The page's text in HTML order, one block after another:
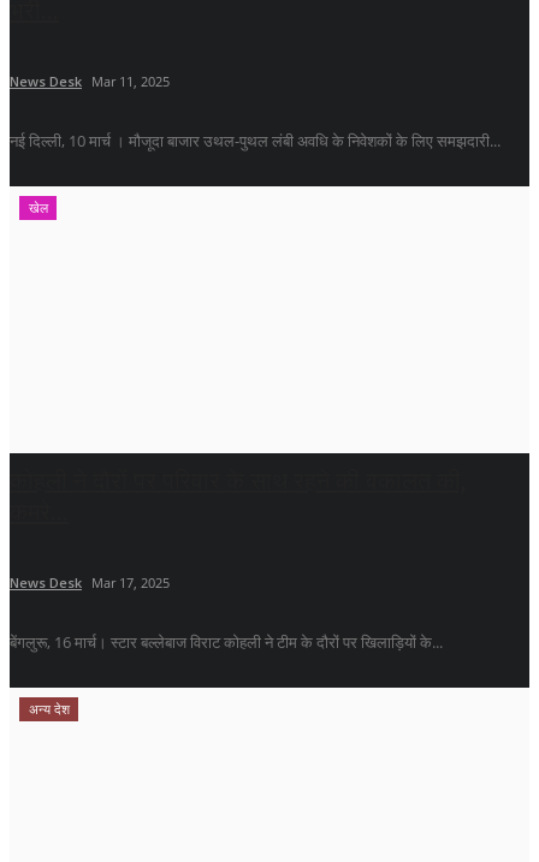
News Desk Mar 11, 2025
नई दिल्ली, 10 मार्च । मौजूदा बाजार उथल-पुथल लंबी अवधि के निवेशकों के लिए समझदारी...
खेल
News Desk Mar 17, 2025
बेंगलुरू, 16 मार्च। स्टार बल्लेबाज विराट कोहली ने टीम के दौरों पर खिलाड़ियों के...
अन्य देश